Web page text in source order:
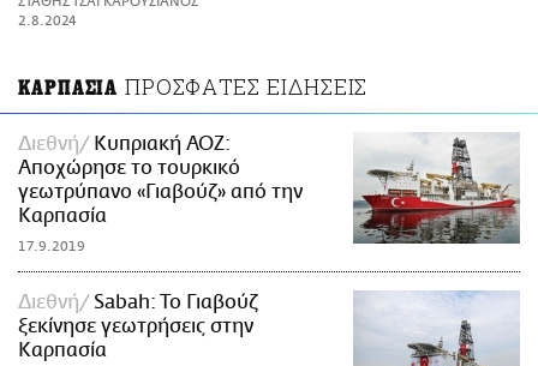
ΑΜΠΑ
2.8.2024
ΚΑΡΠΑΣΙΑ ΠΡΟΣΦΑΤΕΣ ΕΙΔΗΣΕΙΣ
Διεθνή
Κυπριακή ΑΟΖ:
Αποχώρησε το τουρκικό
γεωτρύπανο «Γιαβούζ» από την
Καρπασία
17.9.2019
Διεθνή
Sabah: To Γιαβούζ
ξεκίνησε γεωτρήσεις στην
Καρπασία